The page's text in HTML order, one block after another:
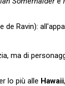
de Ravin):
ma di
lo più alle Hawaii